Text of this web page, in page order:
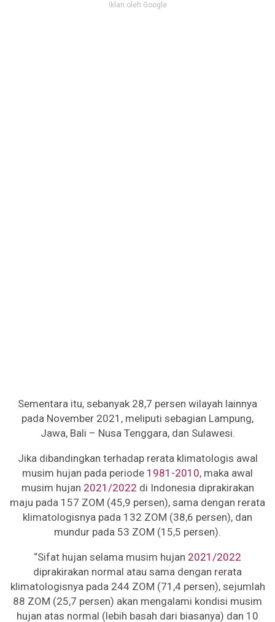
Iklan oleh Google
Sementara itu, sebanyak 28,7 persen wilayah lainnya
pada November 2021, meliputi sebagian Lampung,
Jawa, Bali – Nusa Tenggara, dan Sulawesi.
Jika dibandingkan terhadap rerata klimatologis awal
musim hujan pada periode 1981-2010, maka awal
musim hujan 2021/2022 di Indonesia diprakirakan
maju pada 157 ZOM (45,9 persen), sama dengan rerata
klimatologisnya pada 132 ZOM (38,6 persen), dan
mundur pada 53 ZOM (15,5 persen).
“Sifat hujan selama musim hujan 2021/2022
diprakirakan normal atau sama dengan rerata
klimatologisnya pada 244 ZOM (71,4 persen), sejumlah
88 ZOM (25,7 persen) akan mengalami kondisi musim
hujan atas normal (lebih basah dari biasanya) dan 10